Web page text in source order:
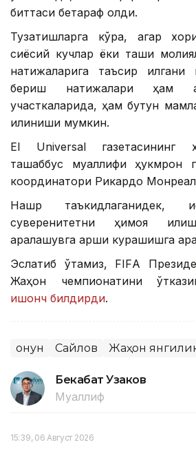
биттаси бетараф қолди.
Тузатишларга кўра, агар
сиёсий кучлар ёки ташқи
натижаларига таъсир қилгани
бериш натижалари ҳам
участкаларида, ҳам бутун
қилиниши мумкин.
El Universal газетасининг
ташаббус муаллифи ҳукмрон
координатори Рикардо
Нашр таъкидлаганидек,
суверенитетни ҳимоя
аралашувга қарши курашишга
Эслатиб ўтамиз, FIFА
Жаҳон чемпионатини
ишонч билдирди.
Қонун Сайлов Жаҳон
Бекабат Узаков
Муаллиф
15:39, 06 Август 2026